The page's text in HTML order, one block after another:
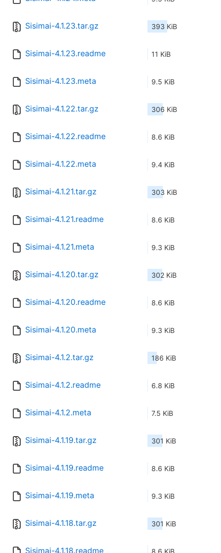
Sisimai-4.1.23.tar.gz 393 KiB
Sisimai-4.1.23.readme 11 KiB
Sisimai-4.1.23.meta 9.5 KiB
Sisimai-4.1.22.tar.gz 306 KiB
Sisimai-4.1.22.readme 8.6 KiB
Sisimai-4.1.22.meta 9.4 KiB
Sisimai-4.1.21.tar.gz 303 KiB
Sisimai-4.1.21.readme 8.6 KiB
Sisimai-4.1.21.meta 9.3 KiB
Sisimai-4.1.20.tar.gz 302 KiB
Sisimai-4.1.20.readme 8.6 KiB
Sisimai-4.1.20.meta 9.3 KiB
Sisimai-4.1.2.tar.gz 186 KiB
Sisimai-4.1.2.readme 6.8 KiB
Sisimai-4.1.2.meta 7.5 KiB
Sisimai-4.1.19.tar.gz 301 KiB
Sisimai-4.1.19.readme 8.6 KiB
Sisimai-4.1.19.meta 9.3 KiB
Sisimai-4.1.18.tar.gz 301 KiB
Sisimai-4.1.18.readme